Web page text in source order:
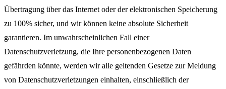
Übertragung über das Internet oder der elektronischen Speicherung
zu 100% sicher, und wir können keine absolute Sicherheit
garantieren. Im unwahrscheinlichen Fall einer
Datenschutzverletzung, die Ihre personenbezogenen Daten
gefährden könnte, werden wir alle geltenden Gesetze zur Meldung
von Datenschutzverletzungen einhalten, einschließlich der